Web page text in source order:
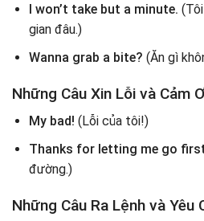
I won’t take but a minute.
gian đâu.)
Wanna grab a bite? (Ăn gì
Những Câu Xin Lỗi và Cảm
My bad! (Lỗi của tôi!)
Thanks for letting me go
đường.)
Những Câu Ra Lệnh và Yêu